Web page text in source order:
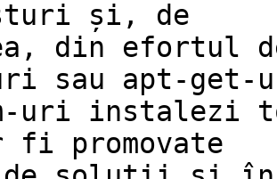
și, de
din efortul
sau apt-get-
uri
promovate